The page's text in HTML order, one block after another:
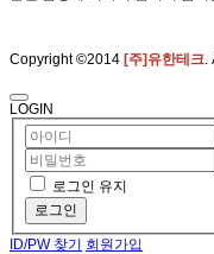
Copyright ©2014 [주]유한테크
LOGIN
로그인 유지
로그인
ID/PW 찾기 회원가입